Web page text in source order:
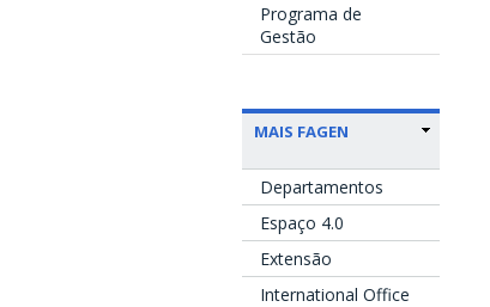
Programa de
Gestão
MAIS FAGEN
Departamentos
Espaço 4.0
Extensão
International Office